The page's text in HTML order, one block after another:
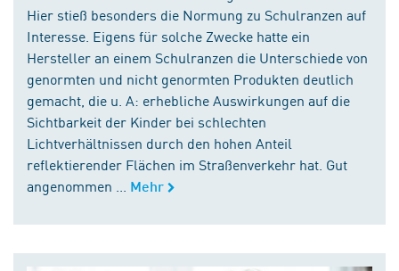
Hier stieß besonders die Normung zu Schulranzen auf
Interesse. Eigens für solche Zwecke hatte ein
Hersteller an einem Schulranzen die Unterschiede von
genormten und nicht genormten Produkten deutlich
gemacht, die u. A: erhebliche Auswirkungen auf die
Sichtbarkeit der Kinder bei schlechten
Lichtverhältnissen durch den hohen Anteil
reflektierender Flächen im Straßenverkehr hat. Gut
angenommen ...
Mehr